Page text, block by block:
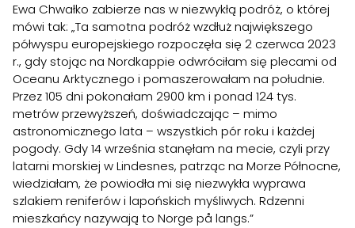
Ewa Chwałko zabierze nas w niezwykłą podróż, o której
mówi tak: „Ta samotna podróż wzdłuż największego
półwyspu europejskiego rozpoczęła się 2 czerwca 2023
r., gdy stojąc na Nordkappie odwróciłam się plecami od
Oceanu Arktycznego i pomaszerowałam na południe.
Przez 105 dni pokonałam 2900 km i ponad 124 tys.
metrów przewyższeń, doświadczając – mimo
astronomicznego lata – wszystkich pór roku i każdej
pogody. Gdy 14 września stanęłam na mecie, czyli przy
latarni morskiej w Lindesnes, patrząc na Morze Północne,
wiedziałam, że powiodła mi się niezwykła wyprawa
szlakiem reniferów i lapońskich myśliwych. Rdzenni
mieszkańcy nazywają to Norge på langs.”